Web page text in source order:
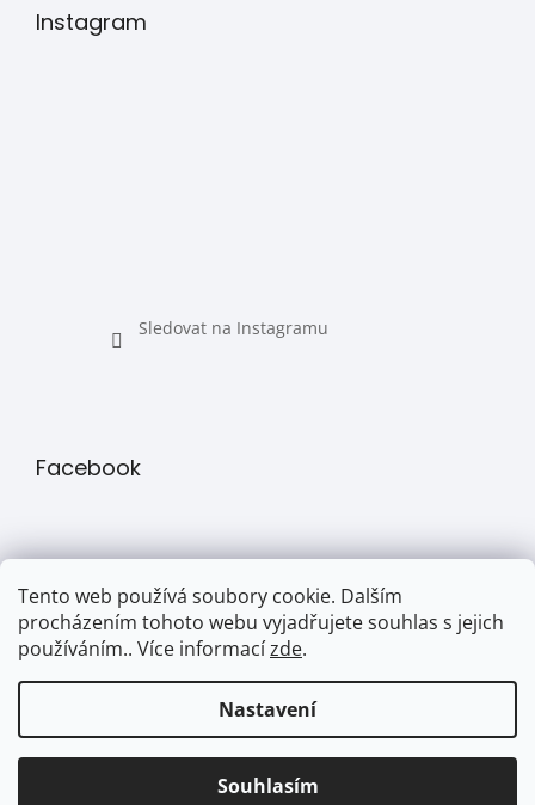
Tento web používá soubory cookie. Dalším
procházením tohoto webu vyjadřujete souhlas s jejich
používáním.. Více informacízde.
Nastavení
Souhlasím
Instagram
Sledovat na Instagramu
Facebook
Přijímáme online platby